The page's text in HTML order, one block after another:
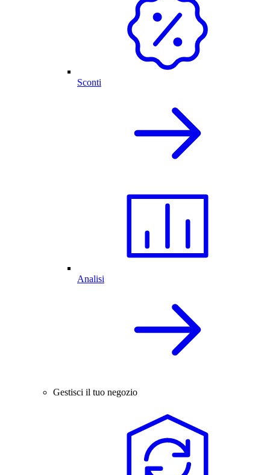
Sconti
Analisi
Gestisci il tuo negozio